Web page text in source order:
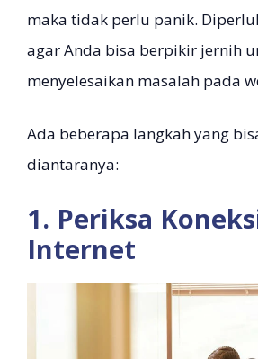
maka tidak perlu panik.
agar Anda bisa berpikir jernih
menyelesaikan masalah pada
Ada beberapa langkah yang
diantaranya:
1. Periksa
Internet